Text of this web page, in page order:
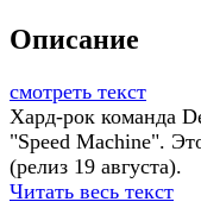
Описание
смотреть текст
Хард-рок команда
"Speed Machine".
(релиз 19 августа).
Читать весь текст